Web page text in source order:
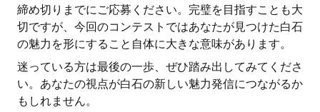
締め切りまでにご応募ください。完璧を目指すことも大
切ですが、今回のコンテストではあなたが見つけた白石
の魅力を形にすること自体に大きな意味があります。
迷っている方は最後の一歩、ぜひ踏み出してみてくださ
い。あなたの視点が白石の新しい魅力発信につながるか
もしれません。